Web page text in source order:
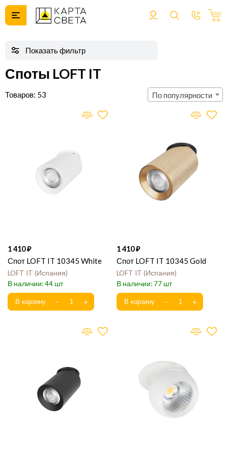
Споты LOFT IT
53 По популярности
1 410
Спот LOFT IT 10345 White
LOFT IT Испания
44
1 410
Спот LOFT IT 10345 Gold
LOFT IT Испания
77